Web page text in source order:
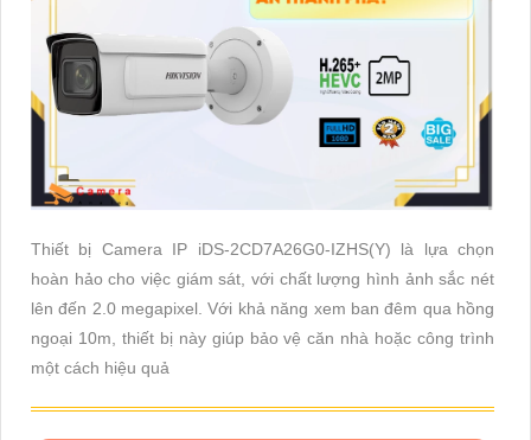
Thiết bị Camera IP iDS-2CD7A26G0-IZHS(Y) là lựa chọn
hoàn hảo cho việc giám sát, với chất lượng hình ảnh sắc nét
lên đến 2.0 megapixel. Với khả năng xem ban đêm qua hồng
ngoại 10m, thiết bị này giúp bảo vệ căn nhà hoặc công trình
một cách hiệu quả